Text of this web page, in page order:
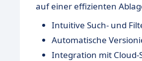
auf einer effizienten
Intuitive Such- und
Automatische
Integration mit Cloud-